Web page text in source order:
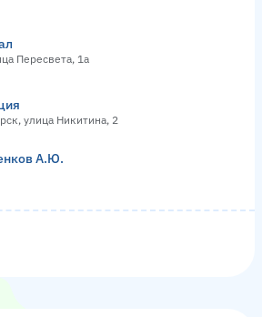
Пересвета, 1а
улица Никитина, 2
А.Ю.